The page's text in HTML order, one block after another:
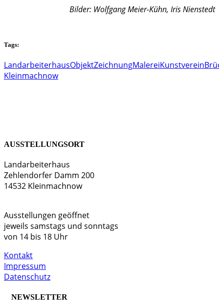
Bilder: Wolfgang Meier-Kühn, Iris Nienstedt
Tags:
LandarbeiterhausObjektZeichnungMalereiKunstverein
Kleinmachnow
AUSSTELLUNGSORT
Landarbeiterhaus
Zehlendorfer Damm 200
14532 Kleinmachnow
Ausstellungen geöffnet
jeweils samstags und sonntags
von 14 bis 18 Uhr
Kontakt
Impressum
Datenschutz
NEWSLETTER